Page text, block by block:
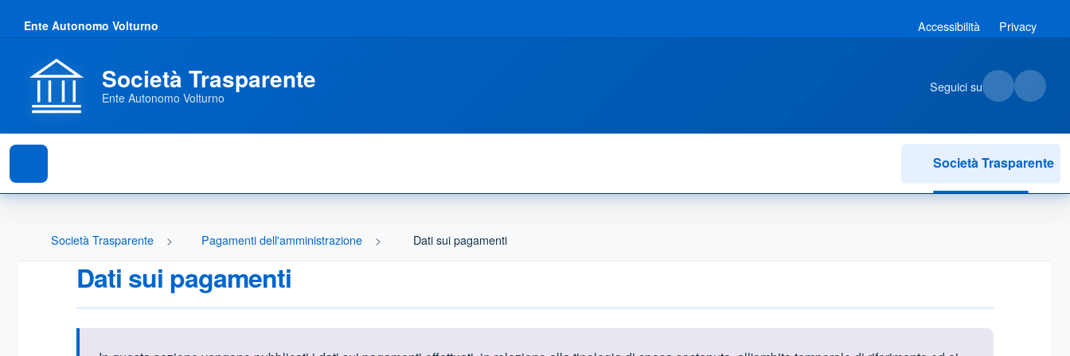
Ente Autonomo Volturno Accessibilità Privacy
Società Trasparente
Ente Autonomo Volturno
Seguici su
Società Trasparente
Società Trasparente Pagamenti dell'amministrazione Dati sui pagamenti
Dati sui pagamenti